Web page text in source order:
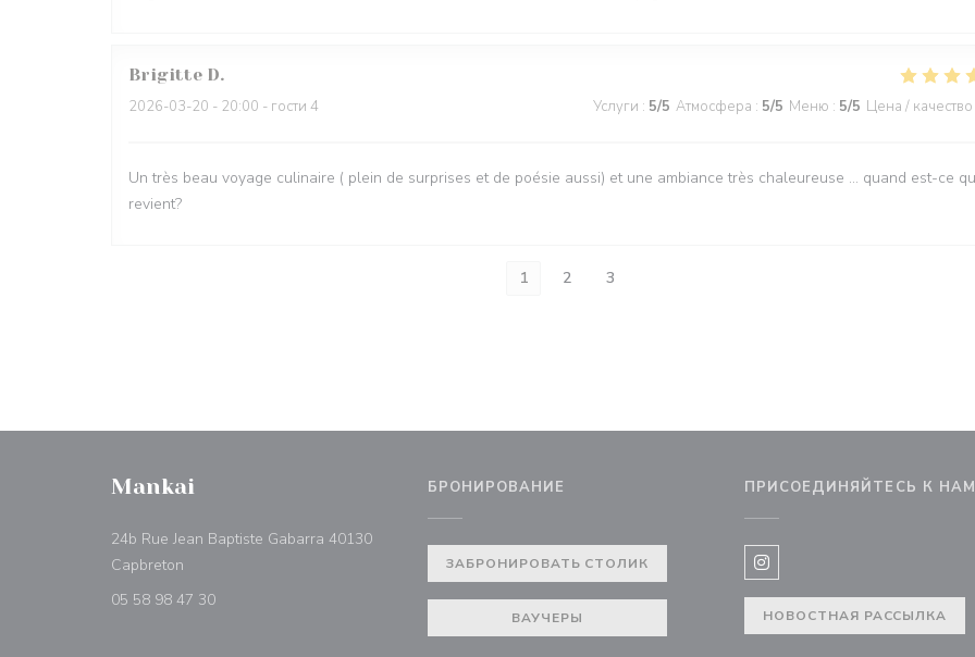
Brigitte D
2026-03-20 - 20:00 - гости 4 Услуги : 5/5 Атмосфера : 5/5 Меню : 5/5 Цена / качество
Un très beau voyage culinaire ( plein de surprises et de poésie aussi) et une ambiance très chaleureuse … quand est-ce
revient?
1 2 3
Mankai
24b Rue Jean Baptiste Gabarra 40130
Capbreton
05 58 98 47 30
БРОНИРОВАНИЕ
ЗАБРОНИРОВАТЬ СТОЛИК
ВАУЧЕРЫ
ПРИСОЕДИНЯЙТЕСЬ К НАМ
Instagram ((открывается в
НОВОСТНАЯ РАССЫЛКА